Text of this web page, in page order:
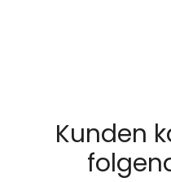
Kunden